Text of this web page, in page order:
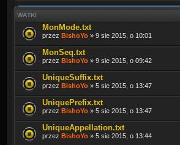
WĄTKI
MonMode.txt
przez BishoYo » 9 sie 2015, o 10:01
MonSeq.txt
przez BishoYo » 9 sie 2015, o 09:42
UniqueSuffix.txt
przez BishoYo » 5 sie 2015, o 13:47
UniquePrefix.txt
przez BishoYo » 5 sie 2015, o 13:47
UniqueAppellation.txt
przez BishoYo » 5 sie 2015, o 13:44